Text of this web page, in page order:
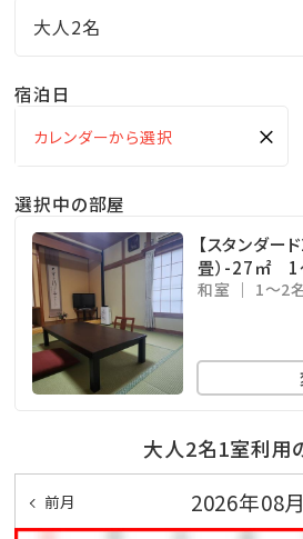
大人2名
宿泊日
×
選択中の部屋
【スタンダー
畳）-27㎡ 1
和室 1～2
大人2名1室利用
前月 2026年08月